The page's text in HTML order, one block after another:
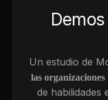
Un estudio de
las organizaciones
de habilidades